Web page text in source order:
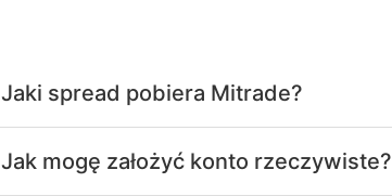
Jaki spread pobiera Mitrade?
Jak mogę założyć konto rzeczywiste?